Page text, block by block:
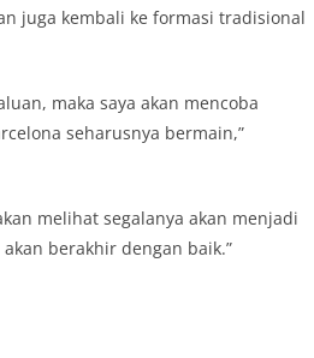
juga kembali ke formasi tradisional
maka saya akan mencoba
seharusnya bermain,”
melihat segalanya akan menjadi
berakhir dengan baik.”